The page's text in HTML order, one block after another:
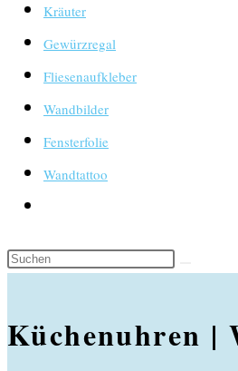
Kräuter
Gewürzregal
Fliesenaufkleber
Wandbilder
Fensterfolie
Wandtattoo
umschalten
Küchenuhren |